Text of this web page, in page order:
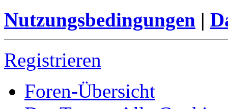
Nutzungsbedingungen |
Registrieren
Foren-Übersicht